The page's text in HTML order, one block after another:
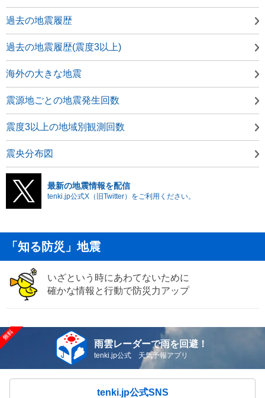
過去の地震履歴
過去の地震履歴(震度3以上)
海外の大きな地震
震源地ごとの地震発生回数
震度3以上の地域別観測回数
震央分布図
最新の地震情報を配信
tenki.jp公式X（旧Twitter）をご利用ください。
「知る防災」地震
いざという時にあわてないために
確かな情報と行動で防災力アップ
雨雲レーダーで雨を回避！
tenki.jp公式 天気予報アプリ
tenki.jp公式SNS